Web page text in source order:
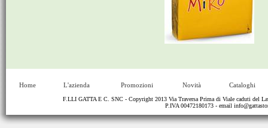
Home L'azienda Promozioni Novità Cataloghi
F.LLI GATTA E C. SNC - Copyright 2013 Via Traversa Prima di Viale caduti del
P.IVA 00472180173 - email